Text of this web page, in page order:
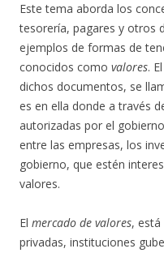
Este tema aborda los
tesorería, pagares y otros
ejemplos de formas de
conocidos como valores.
dichos documentos, se
es en ella donde a través
autorizadas por el
entre las empresas, los
gobierno, que estén
valores.
El mercado de valores,
privadas, instituciones